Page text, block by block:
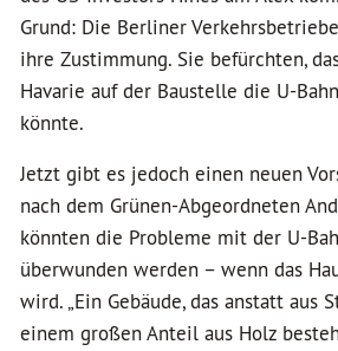
Grund: Die Berliner
ihre Zustimmung. Sie befürchten,
Havarie auf der Baustelle die U-
könnte.
Jetzt gibt es jedoch einen neuen
nach dem Grünen-Abgeordneten
könnten die Probleme mit der U-
überwunden werden – wenn das
wird. „Ein Gebäude, das anstatt aus
einem großen Anteil aus Holz